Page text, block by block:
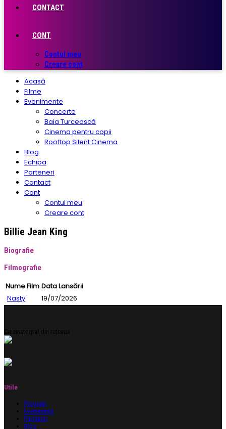
CONTACT
CONT
Contul meu
Creare cont
Acasă
Filme
Evenimente
Concerte
Baia Turcească
Cinema pentru copii
Rooftop Silent Cinema
Blog
Echipa
Parteneri
Contact
Cont
Contul meu
Creare cont
Billie Jean King
Biografie
Filmografie
Nume Film Data Lansării
Nasty
19/07/2026
Cinematograf din rețeaua
Utile
Program
Evenimente
Parteneri
Blog